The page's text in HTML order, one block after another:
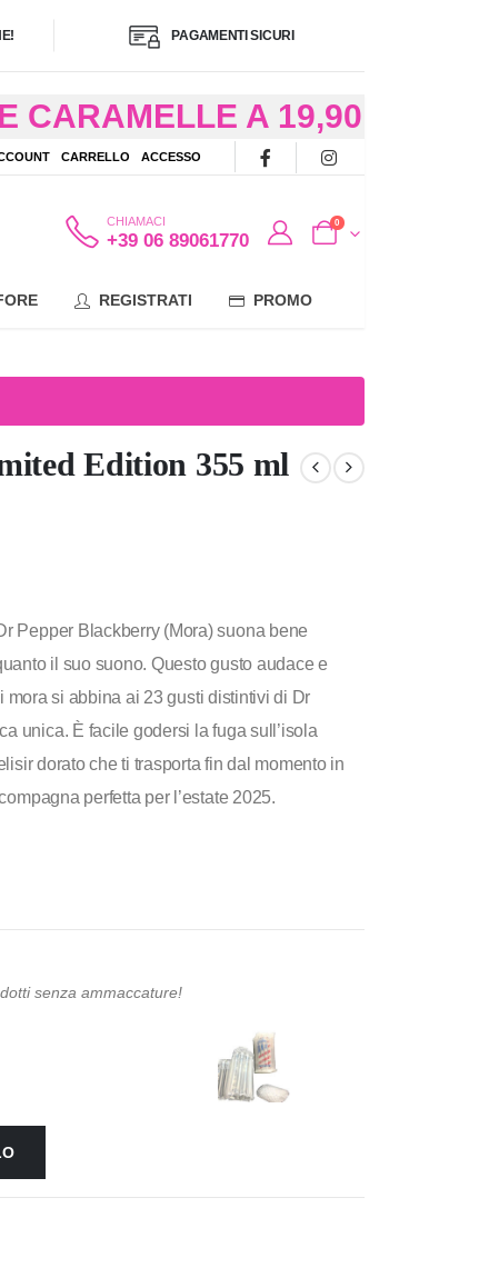
PAGAMENTI SICURI
CARAMELLE A 19,90
ORE AD
CARRELLO ACCESSO
CHIAMACI
+39 06 89061770
0
REGISTRATI PROMO
Edition 355 ml
Pepper Blackberry (Mora) suona bene
il suo suono. Questo gusto audace e
mora si abbina ai 23 gusti distintivi di Dr
unica. È facile godersi la fuga sull’isola
dorato che ti trasporta fin dal momento in
perfetta per l’estate 2025.
senza ammaccature!